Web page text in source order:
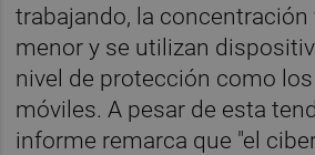
trabajando, la concentración
menor y se utilizan
nivel de protección como
móviles. A pesar de esta
informe remarca que "el